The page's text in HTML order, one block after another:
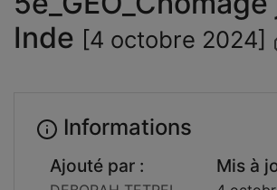
Inde [4 octobre 2024]
Informations
Ajouté par : Mis à